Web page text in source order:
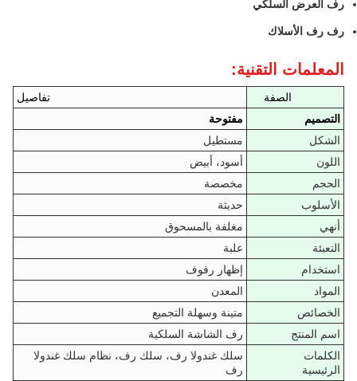
رف العرض السلكي
رف رف الأسلاك
المعلمات التقنية:
الصفة
تفاصيل
التصميم
مفتوحة
الشكل
مستطيل
اللون
أسود، أبيض
الحجم
مخصصة
الأسلوب
حديثة
أنهي
مغلفة بالمسحوق
التعبئة
علبة
استخدام
إظهار رفوف
المواد
المعدن
الخصائص
متينة وسهلة التجميع
اسم المنتج
رف الشاشة السلكية
الكلمات
الرئيسية
سلك غندولا رف، سلك رف، نظام سلك غندولا
رف